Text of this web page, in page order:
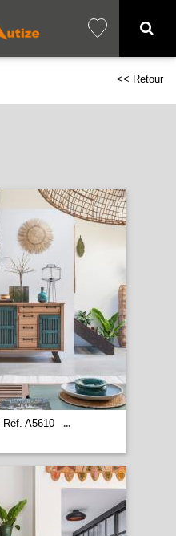
<< Retour
Réf. A5610
...